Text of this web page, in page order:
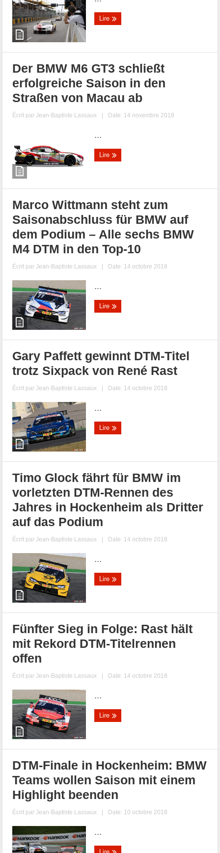
Lire
Der BMW M6 GT3 schließt
erfolgreiche Saison in den
Straßen von Macau ab
Écrit parJean-Baptiste Lassaux | Date: 14 novembre 2018
...
Lire
Marco Wittmann steht zum
Saisonabschluss für BMW auf
dem Podium – Alle sechs BMW
M4 DTM in den Top-10
Écrit parJean-Baptiste Lassaux | Date: 14 octobre 2018
...
Lire
Gary Paffett gewinnt DTM-Titel
trotz Sixpack von René Rast
Écrit parJean-Baptiste Lassaux | Date: 14 octobre 2018
...
Lire
Timo Glock fährt für BMW im
vorletzten DTM-Rennen des
Jahres in Hockenheim als Dritter
auf das Podium
Écrit parJean-Baptiste Lassaux | Date: 14 octobre 2018
...
Lire
Fünfter Sieg in Folge: Rast hält
mit Rekord DTM-Titelrennen
offen
Écrit parJean-Baptiste Lassaux | Date: 14 octobre 2018
...
Lire
DTM-Finale in Hockenheim: BMW
Teams wollen Saison mit einem
Highlight beenden
Écrit parJean-Baptiste Lassaux | Date: 10 octobre 2018
...